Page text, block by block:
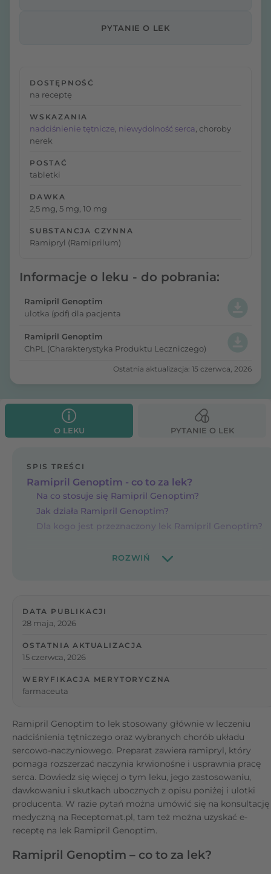
PYTANIE O LEK
DOSTĘPNOŚĆ
na receptę
WSKAZANIA
nadciśnienie tętnicze niewydolność serca , choroby
nerek
POSTAĆ
tabletki
DAWKA
2,5 mg, 5 mg, 10 mg
SUBSTANCJA CZYNNA
Ramipryl (Ramiprilum)
Informacje o leku - do pobrania:
Ramipril Genoptim
ulotka (pdf) dla pacjenta
Ramipril Genoptim
ChPL (Charakterystyka Produktu Leczniczego)
Ostatnia aktualizacja: 15 czerwca, 2026
O LEKU PYTANIE O LEK
SPIS TREŚCI
Ramipril Genoptim - co to za lek?
Na co stosuje się Ramipril Genoptim?
Jak działa Ramipril Genoptim?
Dla kogo jest przeznaczony lek Ramipril Genoptim?
DATA PUBLIKACJI
28 maja, 2026
OSTATNIA AKTUALIZACJA
15 czerwca, 2026
WERYFIKACJA MERYTORYCZNA
farmaceuta
Ramipril Genoptim to lek stosowany głównie w leczeniu
nadciśnienia tętniczego oraz wybranych chorób układu
sercowo-naczyniowego. Preparat zawiera ramipryl, który
pomaga rozszerzać naczynia krwionośne i usprawnia pracę
serca. Dowiedz się więcej o tym leku, jego zastosowaniu,
dawkowaniu i skutkach ubocznych z opisu poniżej i ulotki
producenta. W razie pytań można umówić się na konsultację
medyczną na Receptomat.pl, tam też można uzyskać e-
receptę na lek Ramipril Genoptim.
Ramipril Genoptim – co to za lek?